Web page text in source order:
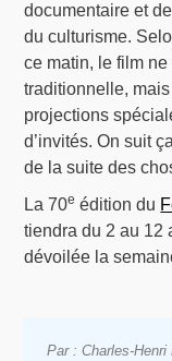
documentaire et
du culturisme.
ce matin, le film
traditionnelle,
projections
d’invités. On suit
de la suite des
La 70e édition du
tiendra du 2 au 12
dévoilée la
Par : Charles-Henri